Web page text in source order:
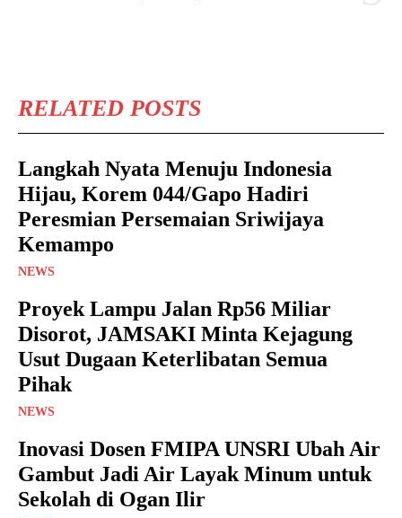
RELATED POSTS
Langkah Nyata Menuju Indonesia
Hijau, Korem 044/Gapo Hadiri
Peresmian Persemaian Sriwijaya
Kemampo
NEWS
Proyek Lampu Jalan Rp56 Miliar
Disorot, JAMSAKI Minta Kejagung
Usut Dugaan Keterlibatan Semua
Pihak
NEWS
Inovasi Dosen FMIPA UNSRI Ubah Air
Gambut Jadi Air Layak Minum untuk
Sekolah di Ogan Ilir